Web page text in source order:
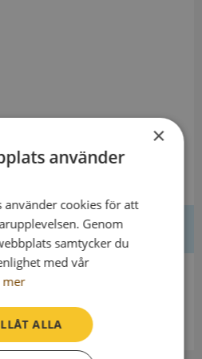
×
använder
använder cookies för att
Genom
samtycker du
med vår
mer
ALLA